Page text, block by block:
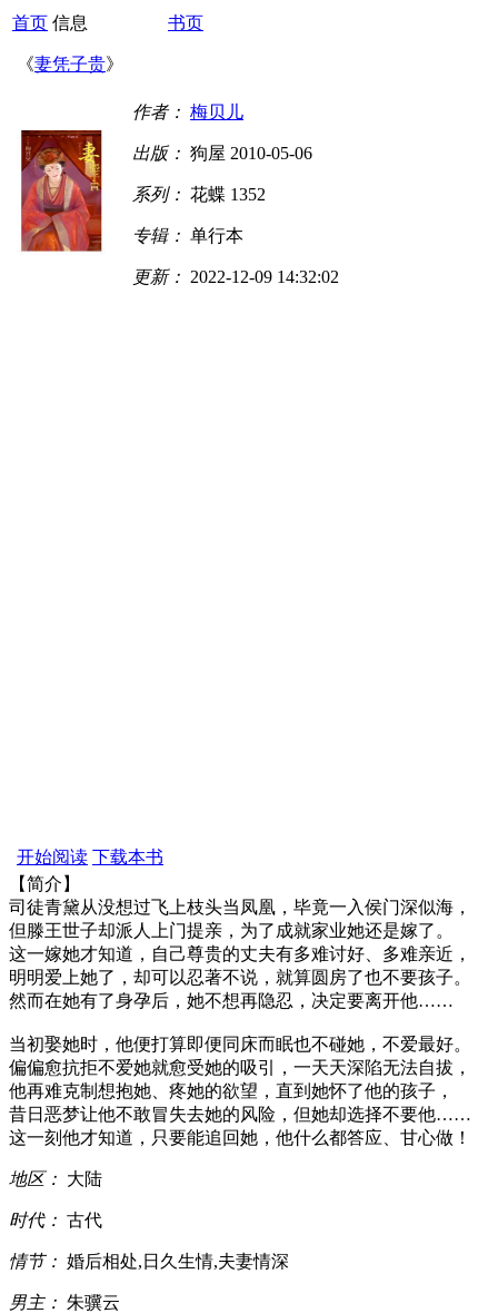
首页 信息 书页
《妻凭子贵》
作者： 梅贝儿
出版： 狗屋 2010-05-06
系列： 花蝶 1352
专辑： 单行本
更新： 2022-12-09 14:32:02
开始阅读 下载本书
【简介】
司徒青黛从没想过飞上枝头当凤凰，毕竟一入侯门深似海，
但滕王世子却派人上门提亲，为了成就家业她还是嫁了。
这一嫁她才知道，自己尊贵的丈夫有多难讨好、多难亲近，
明明爱上她了，却可以忍著不说，就算圆房了也不要孩子。
然而在她有了身孕后，她不想再隐忍，决定要离开他……
当初娶她时，他便打算即便同床而眠也不碰她，不爱最好。
偏偏愈抗拒不爱她就愈受她的吸引，一天天深陷无法自拔，
他再难克制想抱她、疼她的欲望，直到她怀了他的孩子，
昔日恶梦让他不敢冒失去她的风险，但她却选择不要他……
这一刻他才知道，只要能追回她，他什么都答应、甘心做！
地区： 大陆
时代： 古代
情节： 婚后相处,日久生情,夫妻情深
男主： 朱骥云